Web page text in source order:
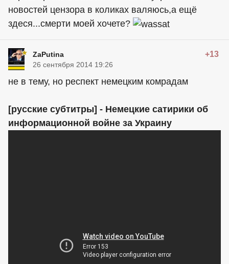
новостей цензора в коликах валяюсь,а ещё
здеся...смерти моей хочете?
ZaPutina +13
26 сентября 2014 19:26
не в тему, но респект немецким комрадам
[русские субтитры] - Немецкие сатирики об
информационной войне за Украину